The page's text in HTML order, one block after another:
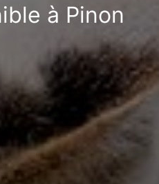
à Pinon